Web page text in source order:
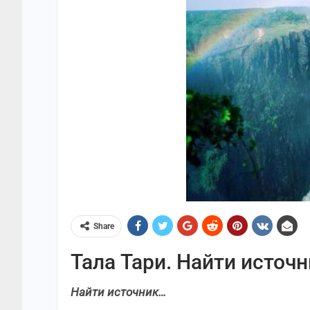
Share
Тала Тари. Найти
Найти источник…